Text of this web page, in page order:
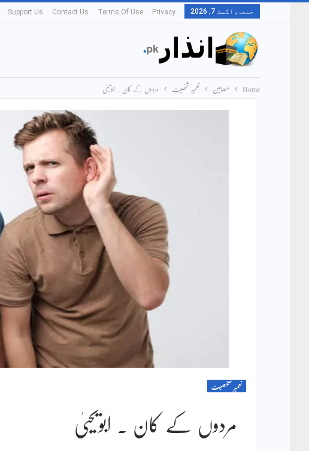
جمعہ, اگست 7, 2026 Privacy
Terms Of Use
Contact Us
Support Us
Home مضامین تعمیر شخصیت مردوں کے کان ۔ ابویحییٰ
تعمیر شخصیت
مردوں کے کان ۔ ابویحییٰ